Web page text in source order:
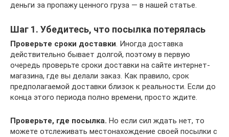
деньги за пропажу ценного груза — в нашей статье.
Шаг 1. Убедитесь, что посылка потерялась
Проверьте сроки доставки. Иногда доставка
действительно бывает долгой, поэтому в первую
очередь проверьте сроки доставки на сайте интернет-
магазина, где вы делали заказ. Как правило, срок
предполагаемой доставки близок к реальности. Если до
конца этого периода полно времени, просто ждите.
Проверьте, где посылка. Но если сил ждать нет, то
можете отслеживать местонахождение своей посылки с